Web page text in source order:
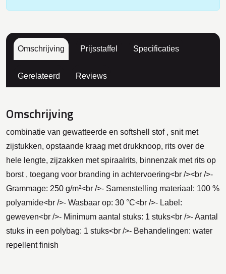
Omschrijving Prijsstaffel Specificaties
Gerelateerd Reviews
Omschrijving
combinatie van gewatteerde en softshell stof , snit met
zijstukken, opstaande kraag met drukknoop, rits over de
hele lengte, zijzakken met spiraalrits, binnenzak met rits op
borst , toegang voor branding in achtervoering<br /><br />-
Grammage: 250 g/m²<br />- Samenstelling materiaal: 100 %
polyamide<br />- Wasbaar op: 30 °C<br />- Label:
geweven<br />- Minimum aantal stuks: 1 stuks<br />- Aantal
stuks in een polybag: 1 stuks<br />- Behandelingen: water
repellent finish